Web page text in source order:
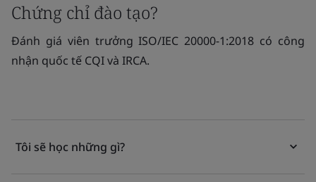
Chứng chỉ đào tạo?
Đánh giá viên trưởng ISO/IEC 20000-1:2018 có công
nhận quốc tế CQI và IRCA.
Tôi sẽ học những gì?